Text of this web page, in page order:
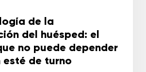
de la
del huésped: el
no puede depender
esté de turno